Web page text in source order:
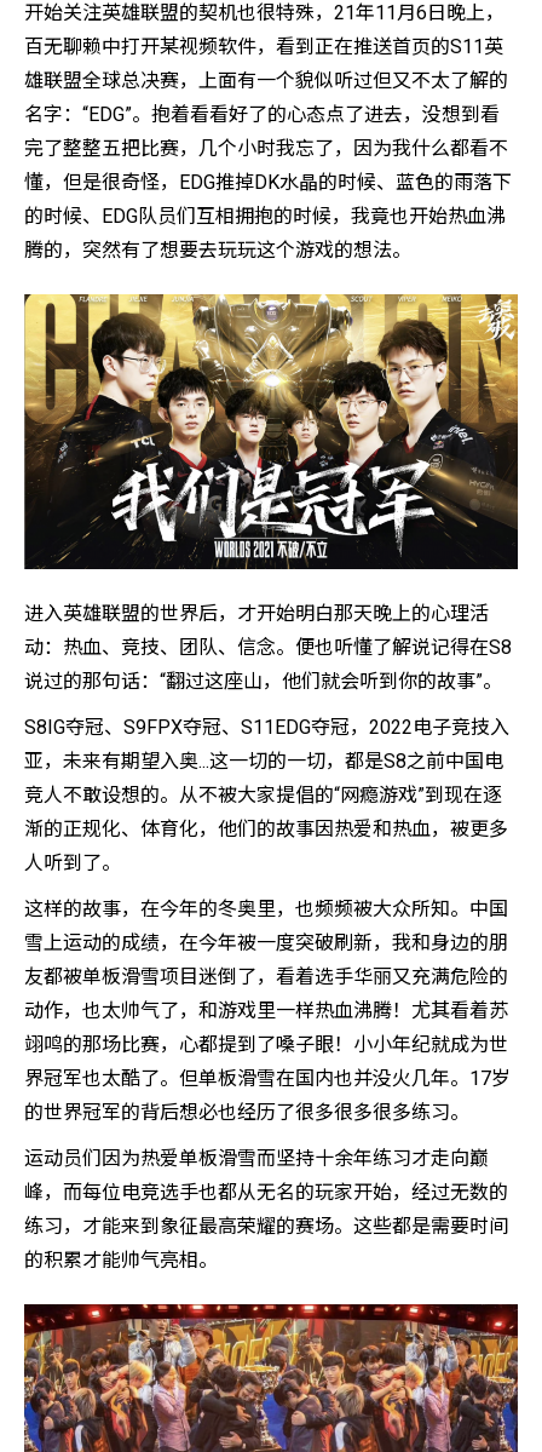
开始关注英雄联盟的契机也很特殊，21年11月6日晚上，
百无聊赖中打开某视频软件，看到正在推送首页的S11英
雄联盟全球总决赛，上面有一个貌似听过但又不太了解的
名字：“EDG”。抱着看看好了的心态点了进去，没想到看
完了整整五把比赛，几个小时我忘了，因为我什么都看不
懂，但是很奇怪，EDG推掉DK水晶的时候、蓝色的雨落下
的时候、EDG队员们互相拥抱的时候，我竟也开始热血沸
腾的，突然有了想要去玩玩这个游戏的想法。
进入英雄联盟的世界后，才开始明白那天晚上的心理活
动：热血、竞技、团队、信念。便也听懂了解说记得在S8
说过的那句话：“翻过这座山，他们就会听到你的故事”。
S8IG夺冠、S9FPX夺冠、S11EDG夺冠，2022电子竞技入
亚，未来有期望入奥...这一切的一切，都是S8之前中国电
竞人不敢设想的。从不被大家提倡的“网瘾游戏”到现在逐
渐的正规化、体育化，他们的故事因热爱和热血，被更多
人听到了。
这样的故事，在今年的冬奥里，也频频被大众所知。中国
雪上运动的成绩，在今年被一度突破刷新，我和身边的朋
友都被单板滑雪项目迷倒了，看着选手华丽又充满危险的
动作，也太帅气了，和游戏里一样热血沸腾！尤其看着苏
翊鸣的那场比赛，心都提到了嗓子眼！小小年纪就成为世
界冠军也太酷了。但单板滑雪在国内也并没火几年。17岁
的世界冠军的背后想必也经历了很多很多很多练习。
运动员们因为热爱单板滑雪而坚持十余年练习才走向巅
峰，而每位电竞选手也都从无名的玩家开始，经过无数的
练习，才能来到象征最高荣耀的赛场。这些都是需要时间
的积累才能帅气亮相。